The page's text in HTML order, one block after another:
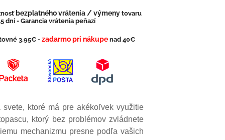
bezplatného vrátenia / výmeny tovaru
dní - Garancia vrátenia peňazí
3,95€ - zadarmo pri nákupe nad 40€
ktoré má pre akékoľvek využitie
ktorý bez problémov zvládnete
mechanizmu presne podľa vašich